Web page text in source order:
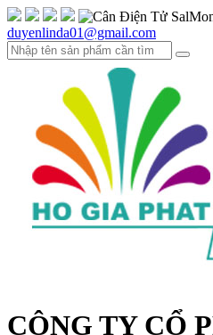
duyenlinda01@gmail.com
CÔNG TY CỔ